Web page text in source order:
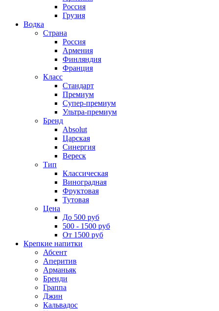
Россия
Грузия
Водка
Страна
Россия
Армения
Финляндия
Франция
Класс
Стандарт
Премиум
Супер-премиум
Ультра-премиум
Бренд
Absolut
Царская
Синергия
Вереск
Тип
Классическая
Виноградная
Фруктовая
Тутовая
Цена
До 500 руб
500 - 1500 руб
От 1500 руб
Крепкие напитки
Абсент
Аперитив
Арманьяк
Бренди
Граппа
Джин
Кальвадос